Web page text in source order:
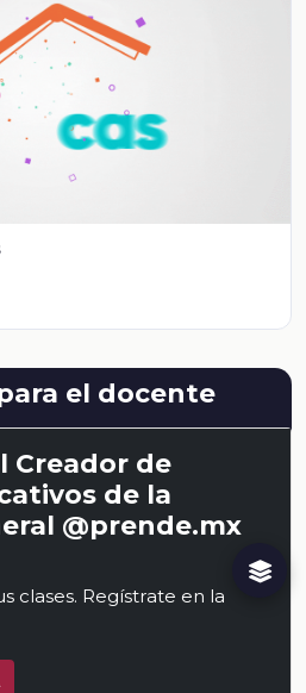
el docente
Creador de
de la
@prende.mx
clases. Regístrate en la